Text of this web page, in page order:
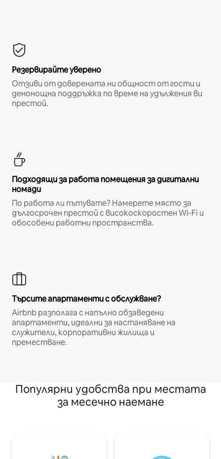
Резервирайте уверено
Отзиви от доверената ни общност от гости и
денонощна поддръжка по време на удължения ви
престой.
Подходящи за работа помещения за дигитални
номади
По работа ли пътувате? Намерете място за
дългосрочен престой с високоскоростен Wi-Fi и
обособени работни пространства.
Търсите апартаменти с обслужване?
Airbnb разполага с напълно обзаведени
апартаменти, идеални за настаняване на
служители, корпоративни жилища и
преместване.
Популярни удобства при местата
за месечно наемане